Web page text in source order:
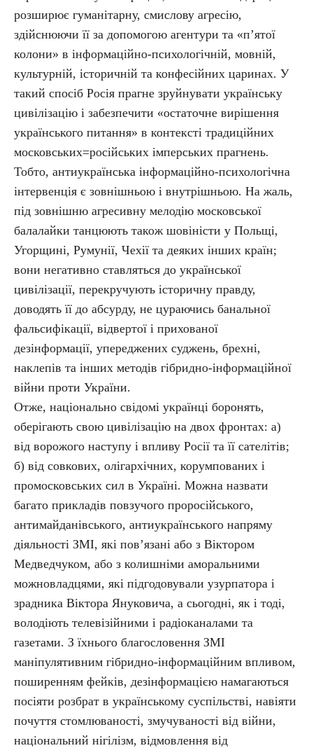
розширює гуманітарну, смислову агресію,
здійснюючи її за допомогою агентури та «п’ятої
колони» в інформаційно-психологічній, мовній,
культурній, історичній та конфесійних царинах. У
такий спосіб Росія прагне зруйнувати українську
цивілізацію і забезпечити «остаточне вирішення
українського питання» в контексті традиційних
московсь­ких=ро­сій­ських імперських прагнень.
Тобто, антиукраїнська інформаційно-психологічна
інтервенція є зовнішньою і внутрішньою. На жаль,
під зовнішню агресивну мелодію московської
балалайки танцюють також шовіністи у Польщі,
Угорщині, Румунії, Чехії та деяких інших країн;
вони негативно ставляться до української
цивілізації, перекручують історичну правду,
доводять її до абсурду, не цураючись банальної
фальсифікації, відвертої і прихованої
дезінформації, упереджених суджень, брехні,
наклепів та інших методів гібридно-інформаційної
війни проти України.
Отже, національно свідомі українці боронять,
оберігають свою цивілізацію на двох фронтах: а)
від ворожого наступу і впливу Росії та її сателітів;
б) від совкових, олігархічних, корумпованих і
промосковських сил в Україні. Можна назвати
багато прикладів повзучого проросійського,
антимайданівського, антиукраїнського напряму
діяльності ЗМІ, які пов’язані або з Віктором
Медведчуком, або з колишніми аморальними
можновладцями, які підгодовували узурпатора і
зрадника Віктора Януковича, а сьогодні, як і тоді,
володіють телевізійними і радіоканалами та
газетами. З їхнього благословення ЗМІ
маніпулятивним гібридно-інформаційним впливом,
поширенням фейків, дезінформацією намагаються
посіяти розбрат в українському суспільстві, навіяти
почуття стомлюваності, змучуваності від війни,
національний нігілізм, відмовлення від